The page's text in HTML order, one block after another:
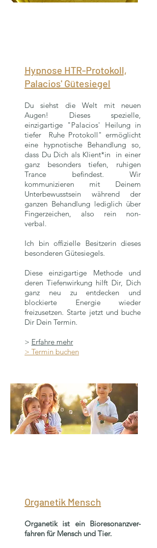
Hypnose HTR-Protokoll,
Palacios' Gütesiegel
Du siehst die Welt mit neuen
Augen! Dieses spezielle,
einzigartige "Palacios' Heilung in
tiefer Ruhe Protokoll" ermöglicht
eine hypnotische Behandlung so,
dass Du Dich als Klient*in in einer
ganz besonders tiefen, ruhigen
Trance befindest. Wir
kommunizieren mit Deinem
Unterbewusstsein während der
ganzen Behandlung lediglich über
Fingerzeichen, also rein non-
verbal.
Ich bin offizielle Besitzerin dieses
besonderen Gütesiegels.
Diese einzigartige Methode und
deren Tiefenwirkung hilft Dir, Dich
ganz neu zu entdecken und
blockierte Energie wieder
freizusetzen. Starte jetzt und buche
Dir Dein Termin.
> Erfahre mehr
> Termin buchen
Organetik Mensch
Organetik ist ein Bioresonanzver-
fahren für Mensch und Tier.